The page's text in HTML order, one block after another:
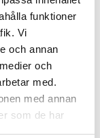
funktioner
Vi
och annan
och
med.
med annan
som de har
SVERIGE